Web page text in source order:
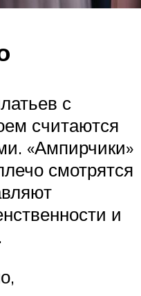
с
считаются
«Ампирчики»
смотрятся
и